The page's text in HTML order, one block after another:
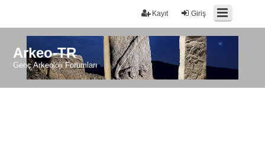
Giriş
Kayıt
Arkeo-TR
Genç Arkeoloji Forumları